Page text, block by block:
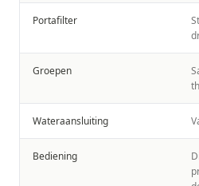
Portafilter
Groepen
Wateraansluiting
Bediening